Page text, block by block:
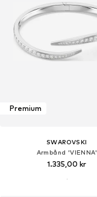
Premium
SWAROVSKI
Armbånd 'VIENNA'
1.335,00 kr